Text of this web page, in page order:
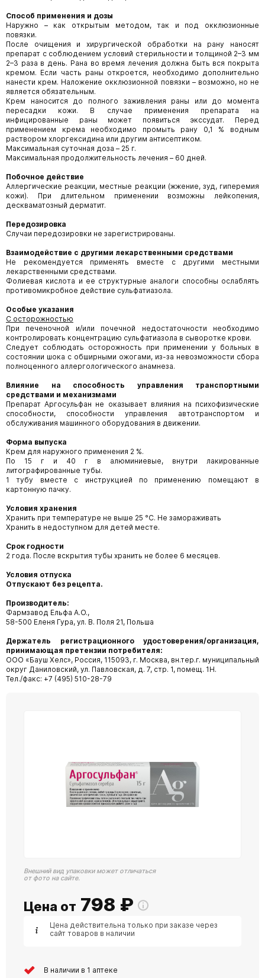
Способ применения и дозы
Наружно – как открытым методом, так и под окклюзионные
повязки.
После очищения и хирургической обработки на рану наносят
препарат с соблюдением условий стерильности и толщиной 2–3 мм
2–3 раза в день. Рана во время лечения должна быть вся покрыта
кремом. Если часть раны откроется, необходимо дополнительно
нанести крем. Наложение окклюзионной повязки – возможно, но не
является обязательным.
Крем наносится до полного заживления раны или до момента
пересадки кожи. В случае применения препарата на
инфицированные раны может появиться экссудат. Перед
применением крема необходимо промыть рану 0,1 % водным
раствором хлоргексидина или другим антисептиком.
Максимальная суточная доза – 25 г.
Максимальная продолжительность лечения – 60 дней.
Побочное действие
Аллергические реакции, местные реакции (жжение, зуд, гиперемия
кожи). При длительном применении возможны лейкопения,
дескваматозный дерматит.
Передозировка
Случаи передозировки не зарегистрированы.
Взаимодействие с другими лекарственными средствами
Не рекомендуется применять вместе с другими местными
лекарственными средствами.
Фолиевая кислота и ее структурные аналоги способны ослаблять
противомикробное действие сульфатиазола.
Особые указания
С осторожностью
При печеночной и/или почечной недостаточности необходимо
контролировать концентрацию сульфатиазола в сыворотке крови.
Следует соблюдать осторожность при применении у больных в
состоянии шока с обширными ожогами, из-за невозможности сбора
полноценного аллергологического анамнеза.
Влияние на способность управления транспортными
средствами и механизмами
Препарат Аргосульфан не оказывает влияния на психофизические
способности, способности управления автотранспортом и
обслуживания машинного оборудования в движении.
Форма выпуска
Крем для наружного применения 2 %.
По 15 г и 40 г в алюминиевые, внутри лакированные
литографированные тубы.
1 тубу вместе с инструкцией по применению помещают в
картонную пачку.
Условия хранения
Хранить при температуре не выше 25 °С. Не замораживать
Хранить в недоступном для детей месте.
Срок годности
2 года. После вскрытия тубы хранить не более 6 месяцев.
Условия отпуска
Отпускают без рецепта.
Производитель:
Фармзавод Ельфа A.O.,
58-500 Еленя Гура, ул. В. Поля 21, Польша
Держатель регистрационного удостоверения/организация,
принимающая претензии потребителя:
ООО «Бауш Хелс», Россия, 115093, г. Москва, вн.тер.г. муниципальный
округ Даниловский, ул. Павловская, д. 7, стр. 1, помещ. 1Н.
Тел./факс: +7 (495) 510-28-79
Внешний вид упаковки может отличаться
от фото на сайте.
Цена от 798 ₽
Цена действительна только при заказе через
сайт товаров в наличии
В наличии в 1 аптеке